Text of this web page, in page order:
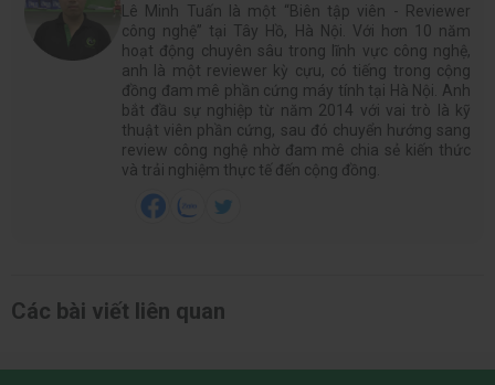
Lê Minh Tuấn là một “Biên tập viên - Reviewer
công nghệ” tại Tây Hồ, Hà Nội. Với hơn 10 năm
hoạt động chuyên sâu trong lĩnh vực công nghệ,
anh là một reviewer kỳ cựu, có tiếng trong cộng
đồng đam mê phần cứng máy tính tại Hà Nội. Anh
bắt đầu sự nghiệp từ năm 2014 với vai trò là kỹ
thuật viên phần cứng, sau đó chuyển hướng sang
review công nghệ nhờ đam mê chia sẻ kiến thức
và trải nghiệm thực tế đến cộng đồng.
Các bài viết liên quan